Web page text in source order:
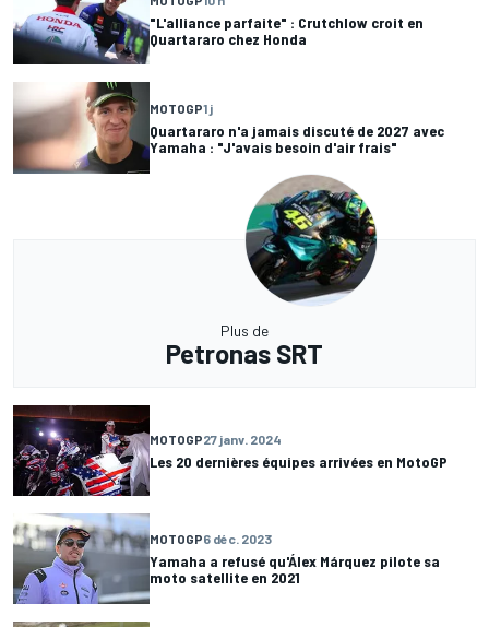
"L'alliance parfaite" : Crutchlow croit en
Quartararo chez Honda
MOTOGP1 j
Quartararo n'a jamais discuté de 2027 avec
Yamaha : "J'avais besoin d'air frais"
Plus de
Petronas SRT
MOTOGP27 janv. 2024
Les 20 dernières équipes arrivées en MotoGP
MOTOGP6 déc. 2023
Yamaha a refusé qu'Álex Márquez pilote sa
moto satellite en 2021